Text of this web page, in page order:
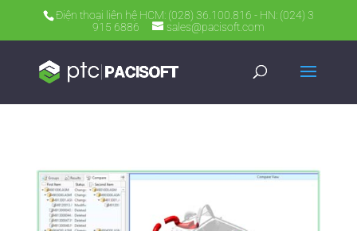
Điện thoại liên hệ HCM: (028) 36.100.816 - HN: (024) 3
915 6886
sales@pacisoft.com